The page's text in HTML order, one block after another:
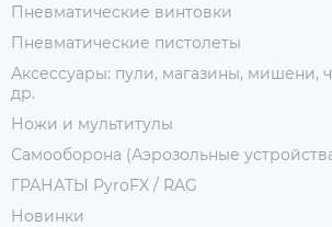
Пневматические винтовки
Пневматические пистолеты
Аксессуары: пули, магазины, мишени,
др.
Ножи и мультитулы
Самооборона (Аэрозольные
ГРАНАТЫ PyroFX / RAG
Новинки